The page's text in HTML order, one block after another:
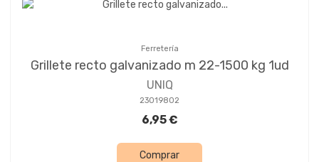
Ferretería
Grillete recto galvanizado m 22-1500 kg 1ud
UNIQ
23019802
6,95 €
Comprar